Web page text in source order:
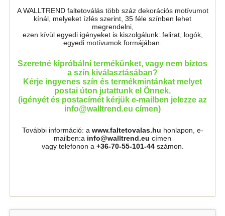
A WALLTREND faltetoválás több száz dekorációs motívumot
kínál, melyeket ízlés szerint, 35 féle színben lehet
megrendelni,
ezen kívül egyedi igényeket is kiszolgálunk: felirat, logók,
egyedi motívumok formájában.
Szeretné kipróbálni termékünket, vagy nem biztos
a szín kiválasztásában?
Kérje ingyenes szín és termékmintánkat melyet
postai úton jutattunk el Önnek.
(igényét és postacímét kérjük e-mailben jelezze az
info@walltrend.eu címen)
További információ: a www.faltetovalas.hu honlapon, e-
mailben:a info@walltrend.eu címen
vagy telefonon a +36-70-55-101-44 számon.